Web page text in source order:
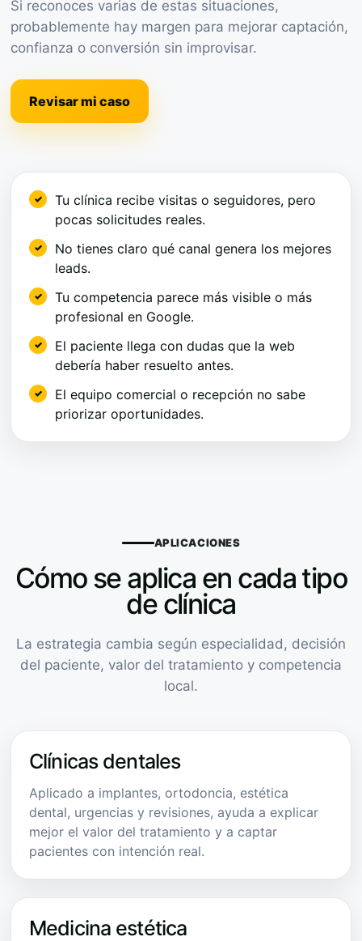
Si reconoces varias de estas situaciones,
probablemente hay margen para mejorar captación,
confianza o conversión sin improvisar.
Revisar mi caso
Tu clínica recibe visitas o seguidores, pero
pocas solicitudes reales.
No tienes claro qué canal genera los mejores
leads.
Tu competencia parece más visible o más
profesional en Google.
El paciente llega con dudas que la web
debería haber resuelto antes.
El equipo comercial o recepción no sabe
priorizar oportunidades.
APLICACIONES
Cómo se aplica en cada tipo
de clínica
La estrategia cambia según especialidad, decisión
del paciente, valor del tratamiento y competencia
local.
Clínicas dentales
Aplicado a implantes, ortodoncia, estética
dental, urgencias y revisiones, ayuda a explicar
mejor el valor del tratamiento y a captar
pacientes con intención real.
Medicina estética